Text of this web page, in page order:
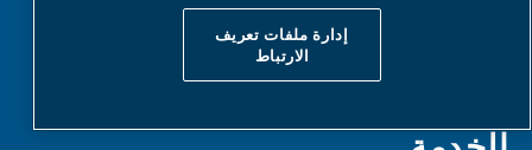
إدارة ملفات تعريف
الارتباط